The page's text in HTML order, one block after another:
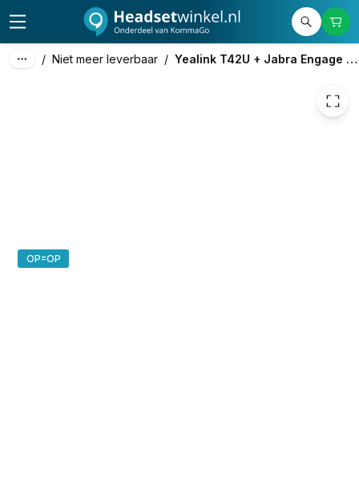
/ Niet meer leverbaar / Yealink T42U + Jabra Engage 65
OP=OP